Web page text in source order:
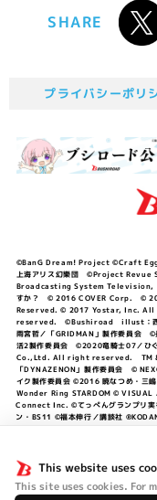
This website uses
This site uses cookies. For
SHARE
プライバシーポリ
©BanG Dream! Project ©Craft
上海アリス幻樂団 ©Project
Broadcasting System Television,
すか？ © 2016 COVER Corp. ©
Reserved. © 2017 Yostar, Inc.
reserved. ©Bushiroad illust：西
雨宮哲／「GRIDMAN」製作委員会 ©
活2製作委員会 ©2020竜騎士07／ひ
Co.,Ltd. All right reserved. TM &
「DYNAZENON」製作委員会 ©
イク製作委員会 ©2016 暁なつめ・三
Wonder Ring STARDOM © VISUAL
Connect Inc. ©てっぺんグランプリ
ン・BS11 ©福本伸行／講談社
©中村力斗・野澤ゆき子／集英社・君
員会 ©円谷プロ ©2023 TRIGGER・雨
Games／アビドス商店街 ©プロジェ